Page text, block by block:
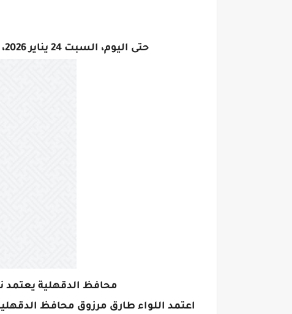
حتى اليوم، السبت 24 يناير 2026، لم تظهر نتيجة الشهادة الإعدادية بمحافظة الدقهلية للترم الأول لعام 2026 رسمياً.
محافظ الدقهلية يعتمد
اعتمد اللواء طارق مرزوق محافظ